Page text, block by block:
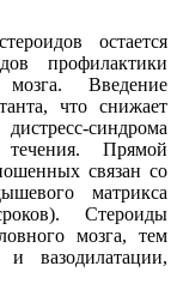
остается
профилактики
Введение
что снижает
синдрома
Прямой
связан со
матрикса
Стероиды
мозга, тем
вазодилатации,